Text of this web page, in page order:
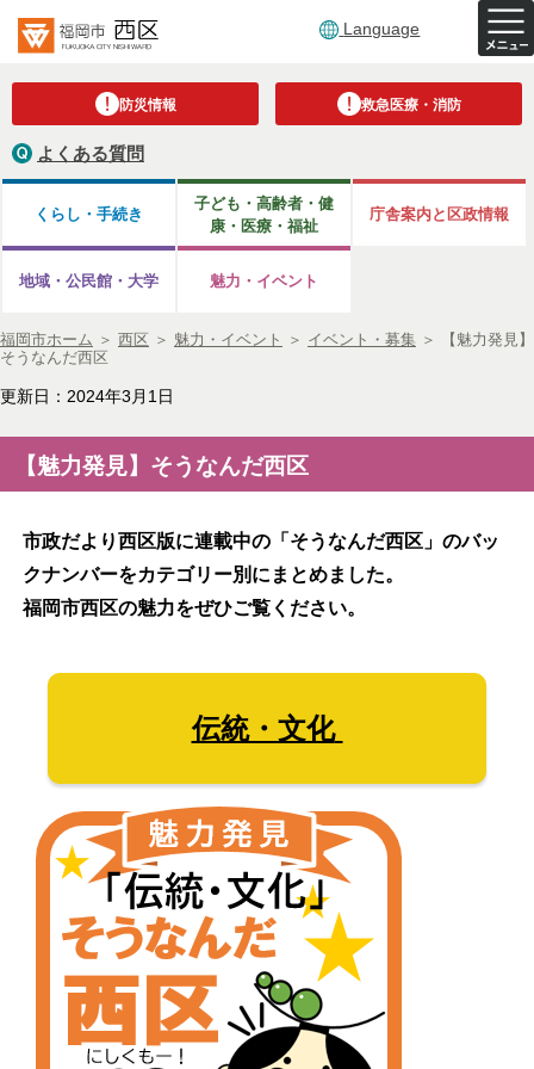
Language
防災情報 救急医療・消防
よくある質問
くらし・手続き
子ども・高齢者・健
康・医療・福祉
庁舎案内と区政情報
地域・公民館・大学 魅力・イベント
福岡市ホーム ＞ 西区 ＞ 魅力・イベント ＞ イベント・募集 ＞
【魅力発見】
そうなんだ西区
更新日：2024年3月1日
【魅力発見】そうなんだ西区
市政だより西区版に連載中の「そうなんだ西区」のバッ
クナンバーをカテゴリー別にまとめました。
福岡市西区の魅力をぜひご覧ください。
伝統・文化